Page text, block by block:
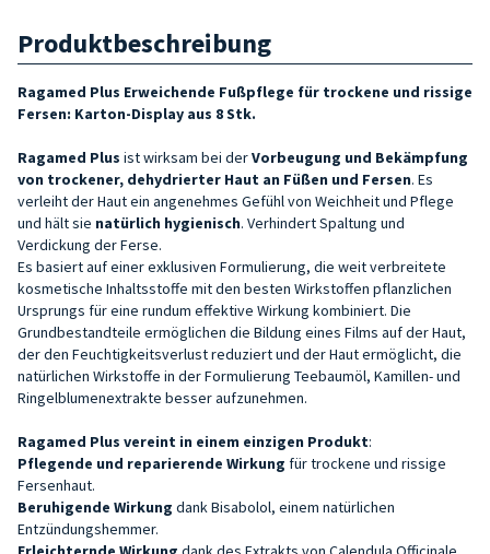
Produktbeschreibung
Ragamed Plus Erweichende Fußpflege für trockene und rissige
Fersen: Karton-Display aus 8 Stk.
Ragamed Plus ist wirksam bei derVorbeugung und Bekämpfung
von trockener, dehydrierter Haut an Füßen und Fersen. Es
verleiht der Haut ein angenehmes Gefühl von Weichheit und Pflege
und hält sie natürlich hygienisch. Verhindert Spaltung und
Verdickung der Ferse.
Es basiert auf einer exklusiven Formulierung, die weit verbreitete
kosmetische Inhaltsstoffe mit den besten Wirkstoffen pflanzlichen
Ursprungs für eine rundum effektive Wirkung kombiniert. Die
Grundbestandteile ermöglichen die Bildung eines Films auf der Haut,
der den Feuchtigkeitsverlust reduziert und der Haut ermöglicht, die
natürlichen Wirkstoffe in der Formulierung Teebaumöl, Kamillen- und
Ringelblumenextrakte besser aufzunehmen.
Ragamed Plus vereint in einem einzigen Produkt:
Pflegende und reparierende Wirkung für trockene und rissige
Fersenhaut.
Beruhigende Wirkung dank Bisabolol, einem natürlichen
Entzündungshemmer.